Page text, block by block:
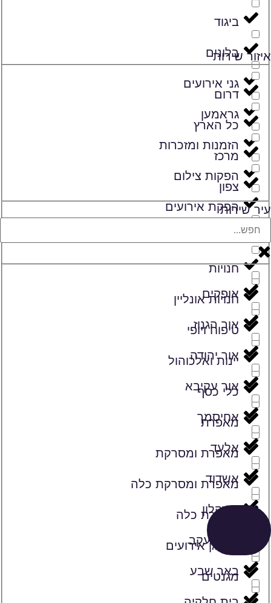
ביגוד
בלונים
גני אירועים
גראמען
הזמנות ומזכרות
הפקות צילום
הפקת אירועים
זמרים
חנויות
חנויות אונליין
טיפוח ויופי
יינות ואלכוהול
כלי כסף
מאפרת
מאפרת ומסרקת
מאפרת ומסרקת כלה
מאפרת כלה
מארגן אירועים
מגנטים
איזור שירות
דרום
כל הארץ
מרכז
צפון
עיר שירות
אופקים
אור הגנוז
אור יהודה
אור עקיבא
אחיסמך
אלעד
אשדוד
אשקלון
באר יעקב
באר שבע